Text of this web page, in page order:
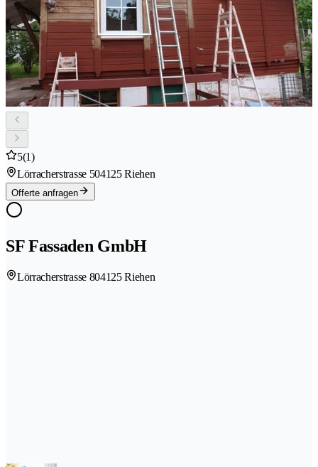
5(1)
Lörracherstrasse 504125 Riehen
Offerte anfragen
SF Fassaden GmbH
Lörracherstrasse 804125 Riehen